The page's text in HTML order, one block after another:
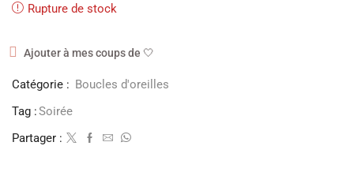
Rupture de stock
Ajouter à mes coups de 🤍
Catégorie : Boucles d'oreilles
Tag :Soirée
Partager :